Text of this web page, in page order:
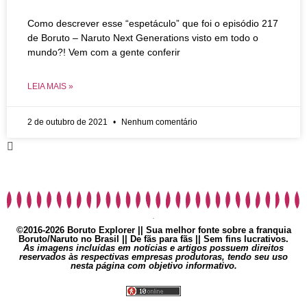
Como descrever esse “espetáculo” que foi o episódio 217
de Boruto – Naruto Next Generations visto em todo o
mundo?! Vem com a gente conferir
LEIA MAIS »
2 de outubro de 2021 Nenhum comentário
©2016-2026 Boruto Explorer || Sua melhor fonte sobre a franquia
Boruto/Naruto no Brasil || De fãs para fãs || Sem fins lucrativos.
As imagens incluídas em notícias e artigos possuem direitos
reservados às respectivas empresas produtoras, tendo seu uso
nesta página com objetivo informativo.